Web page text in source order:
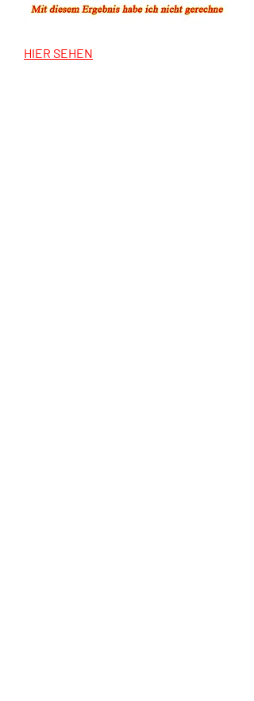
HIER SEHEN